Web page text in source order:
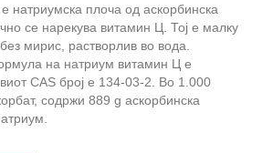
натриумска плоча од аскорбинска
се нарекува витамин Ц. Тој е малку
мирис, растворлив во вода.
на натриум витамин Ц е
CAS број е 134-03-2. Во 1.000
содржи 889 g аскорбинска